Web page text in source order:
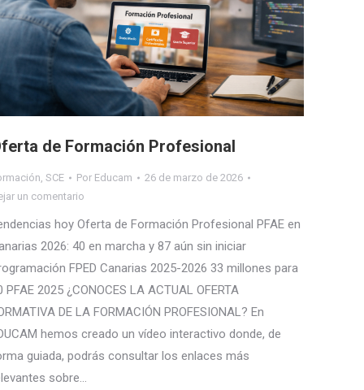
de Formación Profesional
, SCE Por Educam
26 de marzo de 2026
un comentario
hoy Oferta de Formación Profesional PFAE en
2026: 40 en marcha y 87 aún sin iniciar
FPED Canarias 2025-2026 33 millones para
PFAE 2025 ¿CONOCES LA ACTUAL OFERTA
DE LA FORMACIÓN PROFESIONAL? En
hemos creado un vídeo interactivo donde, de
guiada, podrás consultar los enlaces más
sobre…